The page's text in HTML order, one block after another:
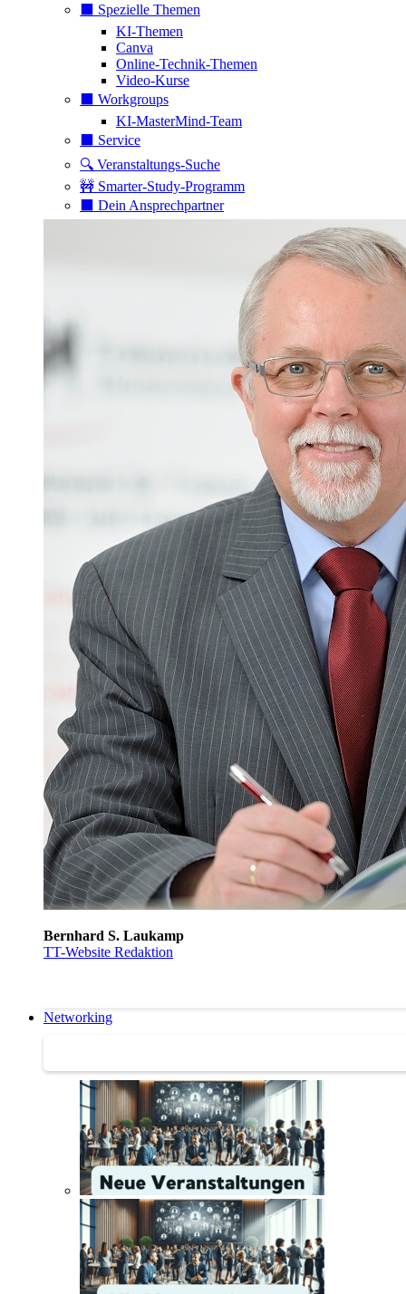
⬛️ Spezielle Themen
KI-Themen
Canva
Online-Technik-Themen
Video-Kurse
⬛️ Workgroups
KI-MasterMind-Team
⬛️ Service
🔍 Veranstaltungs-Suche
🚧 Smarter-Study-Programm
⬛️ Dein Ansprechpartner
Bernhard S. Laukamp
TT-Website Redaktion
Networking